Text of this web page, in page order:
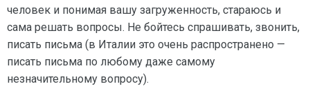
человек и понимая вашу загруженность, стараюсь и
сама решать вопросы. Не бойтесь спрашивать, звонить,
писать письма (в Италии это очень распространено —
писать письма по любому даже самому
незначительному вопросу).